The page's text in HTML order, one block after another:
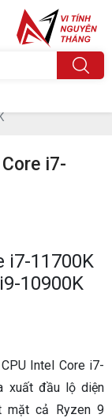
i7-
i7-11700K
10900K
Intel Core i7-
xuất đầu lộ diện
mặt cả Ryzen 9